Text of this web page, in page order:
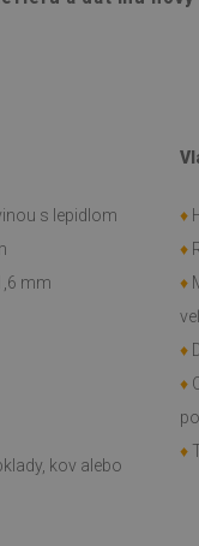
s lepidlom
mm
kov alebo
♦
♦
♦
♦
♦
♦